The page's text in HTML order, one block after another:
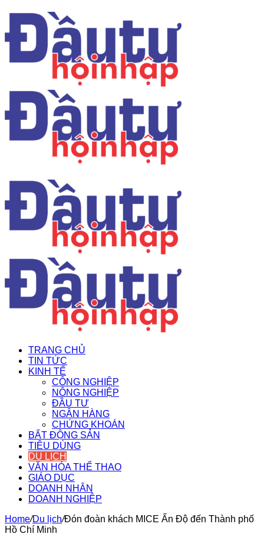
TRANG CHỦ
TIN TỨC
KINH TẾ
CÔNG NGHIỆP
NÔNG NGHIỆP
ĐẦU TƯ
NGÂN HÀNG
CHỨNG KHOÁN
BẤT ĐỘNG SẢN
TIÊU DÙNG
DU LỊCH
VĂN HÓA THỂ THAO
GIÁO DỤC
DOANH NHÂN
DOANH NGHIỆP
Home/Du lịch/Đón đoàn khách MICE Ấn Độ đến Thành phố
Hồ Chí Minh